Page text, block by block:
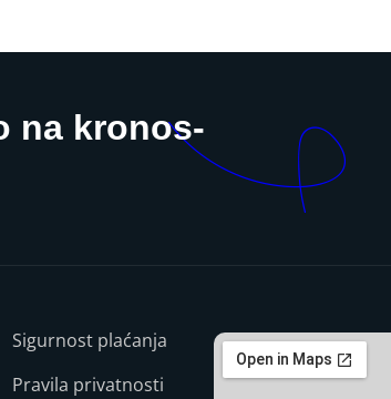
na kronos-
Sigurnost plaćanja
Pravila privatnosti